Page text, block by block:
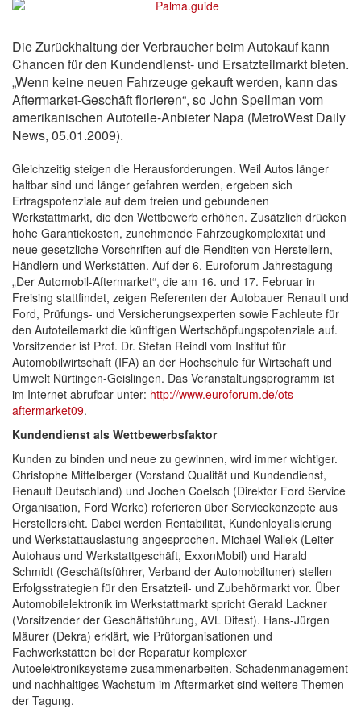
Die Zurückhaltung der Verbraucher beim Autokauf kann
Chancen für den Kundendienst- und Ersatzteilmarkt bieten.
„Wenn keine neuen Fahrzeuge gekauft werden, kann das
Aftermarket-Geschäft florieren“, so John Spellman vom
amerikanischen Autoteile-Anbieter Napa (MetroWest Daily
News, 05.01.2009).
Gleichzeitig steigen die Herausforderungen. Weil Autos länger
haltbar sind und länger gefahren werden, ergeben sich
Ertragspotenziale auf dem freien und gebundenen
Werkstattmarkt, die den Wettbewerb erhöhen. Zusätzlich drücken
hohe Garantiekosten, zunehmende Fahrzeugkomplexität und
neue gesetzliche Vorschriften auf die Renditen von Herstellern,
Händlern und Werkstätten. Auf der 6. Euroforum Jahrestagung
„Der Automobil-Aftermarket“, die am 16. und 17. Februar in
Freising stattfindet, zeigen Referenten der Autobauer Renault und
Ford, Prüfungs- und Versicherungsexperten sowie Fachleute für
den Autoteilemarkt die künftigen Wertschöpfungspotenziale auf.
Vorsitzender ist Prof. Dr. Stefan Reindl vom Institut für
Automobilwirtschaft (IFA) an der Hochschule für Wirtschaft und
Umwelt Nürtingen-Geislingen. Das Veranstaltungsprogramm ist
im Internet abrufbar unter: http://www.euroforum.de/ots-
aftermarket09.
Kundendienst als Wettbewerbsfaktor
Kunden zu binden und neue zu gewinnen, wird immer wichtiger.
Christophe Mittelberger (Vorstand Qualität und Kundendienst,
Renault Deutschland) und Jochen Coelsch (Direktor Ford Service
Organisation, Ford Werke) referieren über Servicekonzepte aus
Herstellersicht. Dabei werden Rentabilität, Kundenloyalisierung
und Werkstattauslastung angesprochen. Michael Wallek (Leiter
Autohaus und Werkstattgeschäft, ExxonMobil) und Harald
Schmidt (Geschäftsführer, Verband der Automobiltuner) stellen
Erfolgsstrategien für den Ersatzteil- und Zubehörmarkt vor. Über
Automobilelektronik im Werkstattmarkt spricht Gerald Lackner
(Vorsitzender der Geschäftsführung, AVL Ditest). Hans-Jürgen
Mäurer (Dekra) erklärt, wie Prüforganisationen und
Fachwerkstätten bei der Reparatur komplexer
Autoelektroniksysteme zusammenarbeiten. Schadenmanagement
und nachhaltiges Wachstum im Aftermarket sind weitere Themen
der Tagung.